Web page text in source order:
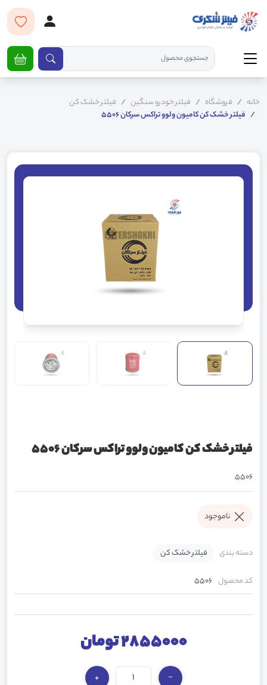
خانه فروشگاه فیلتر خودرو سنگین
فیلتر خشک کن
فیلتر خشک کن کامیون ولوو تراکس سرکان 5506
فیلتر خشک کن کامیون ولوو تراکس سرکان 5506
5506
ناموجود
دسته بندی فیلتر خشک کن
کد محصول 5506
2855000 تومان
−
+